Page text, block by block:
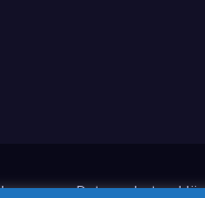
Impressum